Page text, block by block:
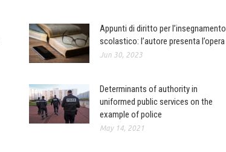
Appunti di diritto per l’insegnamento
scolastico: l’autore presenta l’opera
Jun 30, 2023
Determinants of authority in
uniformed public services on the
example of police
May 14, 2021